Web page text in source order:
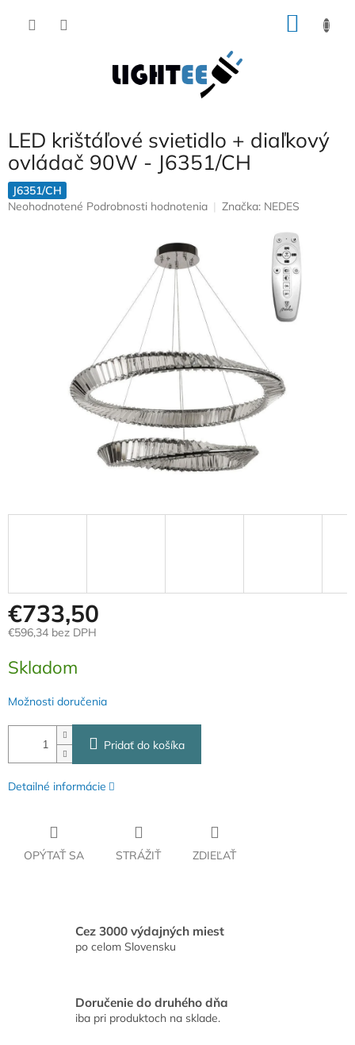
LED krištáľové svietidlo + diaľkový
ovládač 90W - J6351/CH
J6351/CH
Priemerné
Neohodnotené Podrobnosti hodnotenia Značka: NEDES
€733,50
€596,34 bez DPH
cena:
Skladom
Možnosti doručenia
Pridať do košíka
Detailné informácie
OPÝTAŤ SA STRÁŽIŤ ZDIEĽAŤ
Cez 3000 výdajných miest
po celom Slovensku
Doručenie do druhého dňa
iba pri produktoch na sklade.